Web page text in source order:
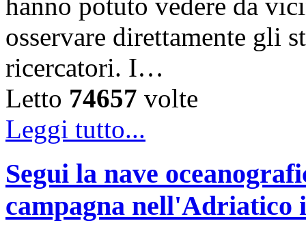
osservare direttamente gli
ricercatori. I…
Letto 74657 volte
Leggi tutto...
Segui la nave
campagna nell'Adriatico